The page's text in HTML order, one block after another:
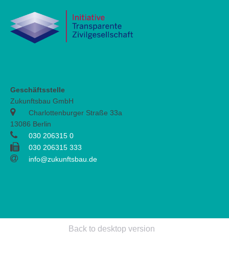
Geschäftsstelle
Zukunftsbau GmbH
Charlottenburger Straße 33a
13086 Berlin
030 206315 0
030 206315 333
info@zukunftsbau.de
Back to desktop version